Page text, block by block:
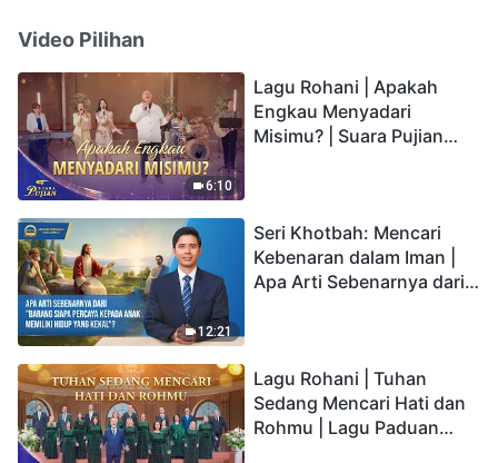
Video Pilihan
6:10
Lagu Rohani | Apakah
Engkau Menyadari
Misimu? | Suara Pujian
12:21
Seri Khotbah: Mencari
Kebenaran dalam Iman |
Apa Arti Sebenarnya dari
Lagu Rohani | Tuhan
Sedang Mencari Hati dan
Rohmu | Lagu Paduan